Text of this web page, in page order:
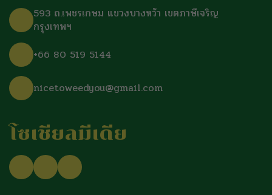
593 ถ.เพชรเกษม แขวงบางหว้า เขตภาษีเจริญ
กรุงเทพฯ
+66 80 519 5144
nicetoweedyou@gmail.com
โซเชียลมีเดีย